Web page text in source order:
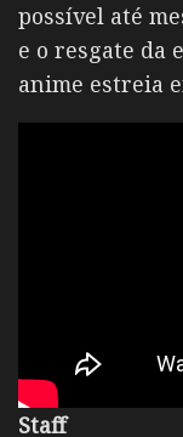
possível até
e o resgate da
anime estreia
Staff